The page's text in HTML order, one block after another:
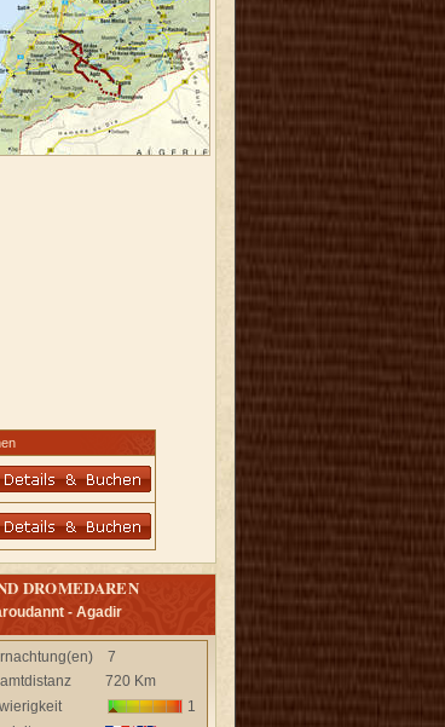
DROMEDAREN
- Agadir
7
720 Km
1